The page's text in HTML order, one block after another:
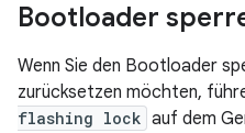
Bootloader
Wenn Sie den Bootloader
zurücksetzen möchten,
flashing lock auf dem